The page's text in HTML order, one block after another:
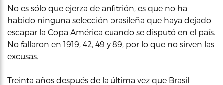
No es sólo que ejerza de anfitrión, es que no ha
habido ninguna selección brasileña que haya dejado
escapar la Copa América cuando se disputó en el país.
No fallaron en 1919, 42, 49 y 89, por lo que no sirven las
excusas.
Treinta años después de la última vez que Brasil